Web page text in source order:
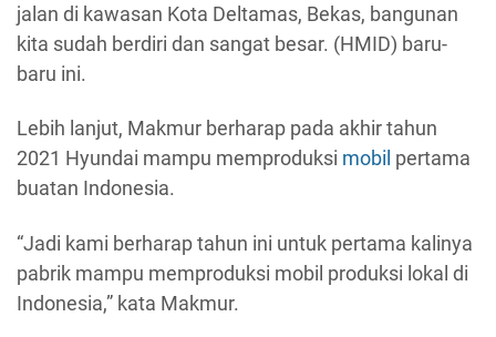
jalan di kawasan Kota Deltamas, Bekas, bangunan
kita sudah berdiri dan sangat besar. (HMID) baru-
baru ini.
Lebih lanjut, Makmur berharap pada akhir tahun
2021 Hyundai mampu memproduksi mobil pertama
buatan Indonesia.
“Jadi kami berharap tahun ini untuk pertama kalinya
pabrik mampu memproduksi mobil produksi lokal di
Indonesia,” kata Makmur.